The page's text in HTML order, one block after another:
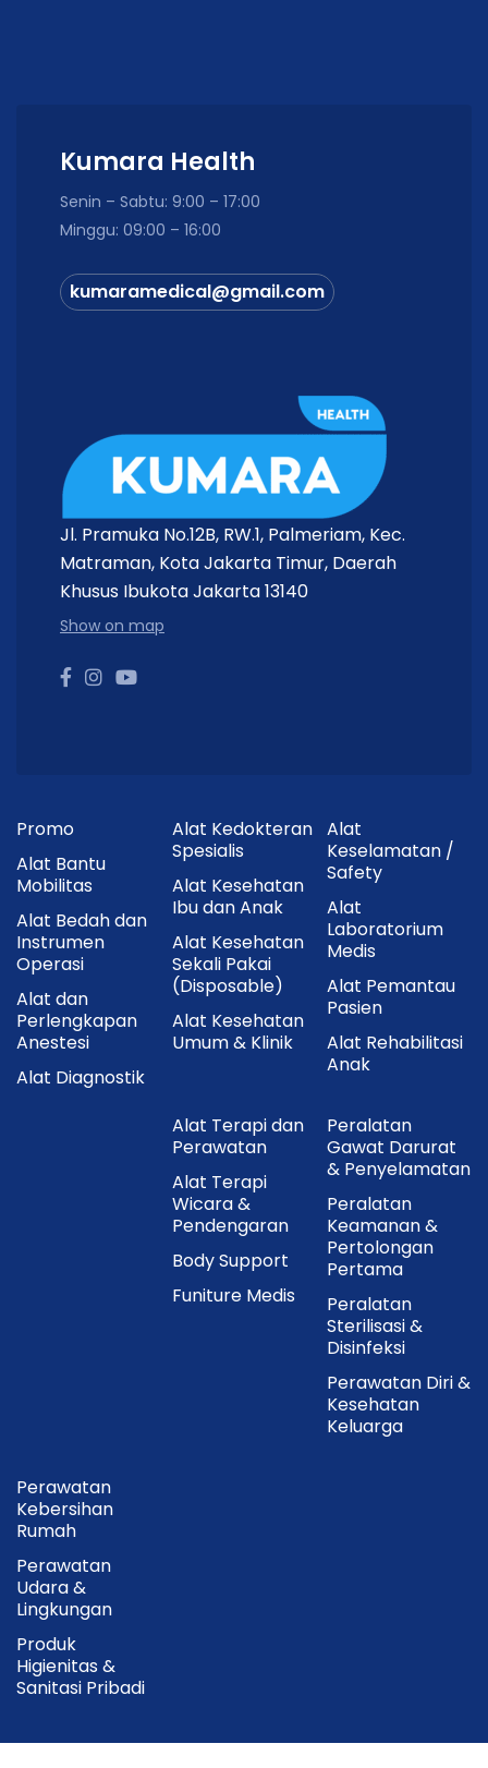
Kumara Health
Senin – Sabtu: 9:00 – 17:00
Minggu: 09:00 – 16:00
kumaramedical@gmail.com
Jl. Pramuka No.12B, RW.1, Palmeriam, Kec.
Matraman, Kota Jakarta Timur, Daerah
Khusus Ibukota Jakarta 13140
Show on map
Promo
Alat Bantu
Mobilitas
Alat Bedah dan
Instrumen
Operasi
Alat dan
Perlengkapan
Anestesi
Alat Diagnostik
Alat Kedokteran
Spesialis
Alat Kesehatan
Ibu dan Anak
Alat Kesehatan
Sekali Pakai
(Disposable)
Alat Kesehatan
Umum & Klinik
Alat
Keselamatan /
Safety
Alat
Laboratorium
Medis
Alat Pemantau
Pasien
Alat Rehabilitasi
Anak
Alat Terapi dan
Perawatan
Alat Terapi
Wicara &
Pendengaran
Body Support
Funiture Medis
Peralatan
Gawat Darurat
& Penyelamatan
Peralatan
Keamanan &
Pertolongan
Pertama
Peralatan
Sterilisasi &
Disinfeksi
Perawatan Diri &
Kesehatan
Keluarga
Perawatan
Kebersihan
Rumah
Perawatan
Udara &
Lingkungan
Produk
Higienitas &
Sanitasi Pribadi